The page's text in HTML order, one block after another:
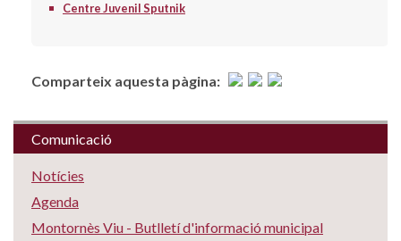
Centre Juvenil Sputnik
Comparteix aquesta pàgina:
Comunicació
Notícies
Agenda
Montornès Viu - Butlletí d'informació municipal